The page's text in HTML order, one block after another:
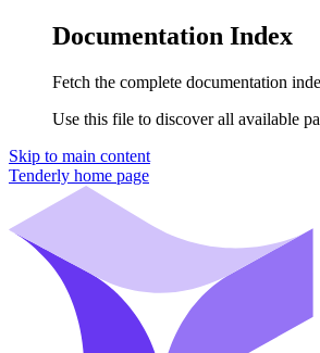
Documentation Index
Fetch the complete documentation
Use this file to discover all available
Skip to main content
Tenderly home page